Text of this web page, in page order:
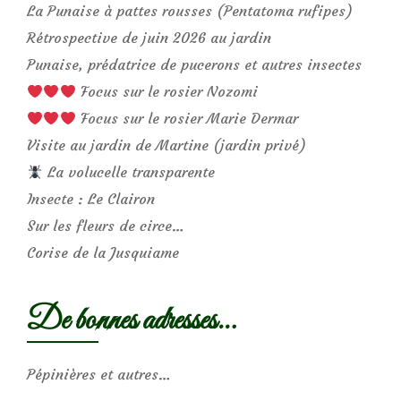
La Punaise à pattes rousses (Pentatoma rufipes)
Rétrospective de juin 2026 au jardin
Punaise, prédatrice de pucerons et autres insectes
Focus sur le rosier Nozomi
Focus sur le rosier Marie Dermar
Visite au jardin de Martine (jardin privé)
La volucelle transparente
Insecte : Le Clairon
Sur les fleurs de circe…
Corise de la Jusquiame
De bonnes adresses…
Pépinières et autres…